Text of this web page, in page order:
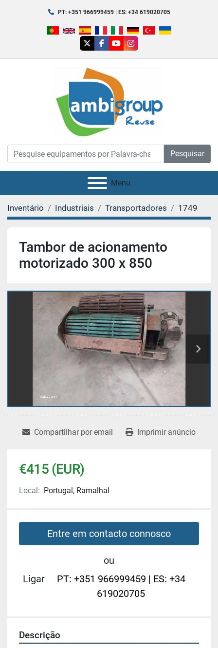
PT: +351 966999459 | ES: +34 619020705
twitterfacebook
youtubeinstagram
Pesquisar
Menu
Inventário Industriais Transportadores 1749
Tambor de acionamento
motorizado 300 x 850
Compartilhar por email Imprimir anúncio
€415 (EUR)
Local: Portugal, Ramalhal
Entre em contacto connosco
ou
Ligar
PT: +351 966999459 | ES: +34
619020705
Descrição